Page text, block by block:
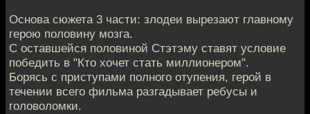
Основа сюжета 3 части: злодеи вырезают главному
герою половину мозга.
С оставшейся половиной Стэтэму ставят условие
победить в "Кто хочет стать миллионером".
Борясь с приступами полного отупения, герой в
течении всего фильма разгадывает ребусы и
головоломки.